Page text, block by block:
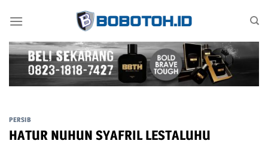
PERSIB
HATUR NUHUN SYAFRIL LESTALUHU